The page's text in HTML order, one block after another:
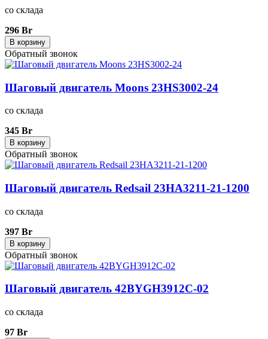
со склада
296 Br
В корзину
Обратный звонок
Шаговый двигатель Moons 23HS3002-24
со склада
345 Br
В корзину
Обратный звонок
Шаговый двигатель Redsail 23HA3211-21-1200
со склада
397 Br
В корзину
Обратный звонок
Шаговый двигатель 42BYGH3912C-02
со склада
97 Br